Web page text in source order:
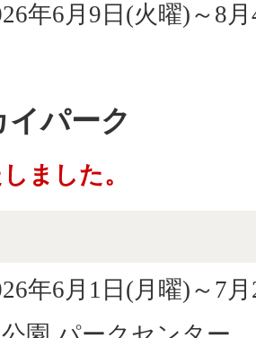
年6月9日(火曜)～8
パーク
ました。
年6月1日(月曜)～7